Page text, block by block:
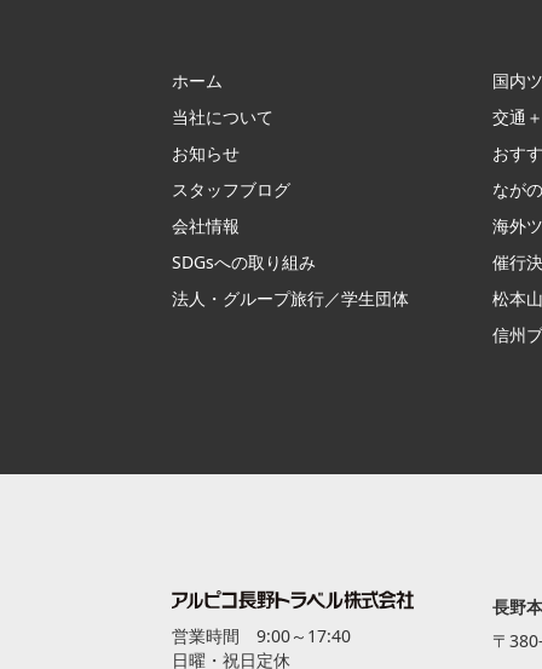
ホーム
当社について
お知らせ
スタッフブログ
会社情報
SDGsへの取り組み
法人・グループ旅行／学生団体
国内
交通
おす
なが
海外
催行
松本
信州
営業時間 9:00～17:40
日曜・祝日定休
長野
〒